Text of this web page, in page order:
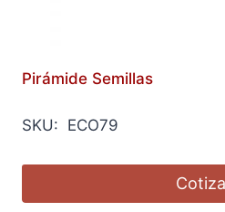
Pirámide Semillas
SKU: ECO79